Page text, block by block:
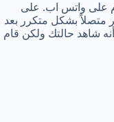
على واتس اب. على
متصلاً بشكل متكرر بعد
شاهد حالتك ولكن قام